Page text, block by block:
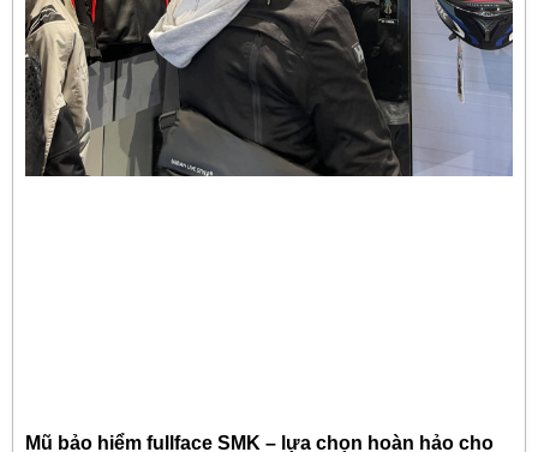
Mũ bảo hiểm fullface SMK – lựa chọn hoàn hảo cho